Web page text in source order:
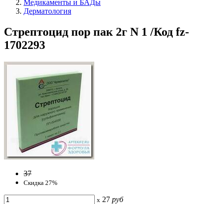
Медикаменты и БАДы
Дерматология
Стрептоцид пор пак 2г N 1 /Код fz-
1702293
37
Скидка 27%
x 27 руб